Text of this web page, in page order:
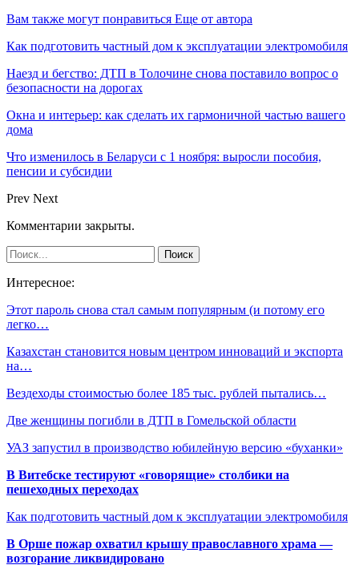
Вам также могут понравиться Еще от автора
Как подготовить частный дом к эксплуатации электромобиля
Наезд и бегство: ДТП в Толочине снова поставило вопрос о
безопасности на дорогах
Окна и интерьер: как сделать их гармоничной частью вашего
дома
Что изменилось в Беларуси с 1 ноября: выросли пособия,
пенсии и субсидии
Prev Next
Комментарии закрыты.
Интересное:
Этот пароль снова стал самым популярным (и потому его
легко…
Казахстан становится новым центром инноваций и экспорта
на…
Вездеходы стоимостью более 185 тыс. рублей пытались…
Две женщины погибли в ДТП в Гомельской области
УАЗ запустил в производство юбилейную версию «буханки»
В Витебске тестируют «говорящие» столбики на
пешеходных переходах
Как подготовить частный дом к эксплуатации электромобиля
В Орше пожар охватил крышу православного храма —
возгорание ликвидировано